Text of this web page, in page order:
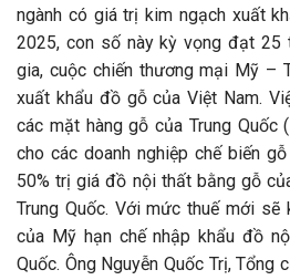
ngành có giá trị kim ngạch xuất
2025, con số này kỳ vọng đạt 25
gia, cuộc chiến thương mại Mỹ –
xuất khẩu đồ gỗ của Việt Nam.
các mặt hàng gỗ của Trung Quốc
cho các doanh nghiệp chế biến
50% trị giá đồ nội thất bằng gỗ
Trung Quốc. Với mức thuế mới sẽ
của Mỹ hạn chế nhập khẩu đồ
Quốc. Ông Nguyễn Quốc Trị, Tổng